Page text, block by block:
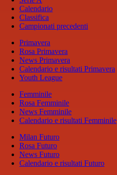
Calendario
Classifica
Campionati precedenti
Primavera
Rosa Primavera
News Primavera
Calendario e risultati Primavera
Youth League
Femminile
Rosa Femminile
News Femminile
Calendario e risultati Femminile
Milan Futuro
Rosa Futuro
News Futuro
Calendario e risultati Futuro